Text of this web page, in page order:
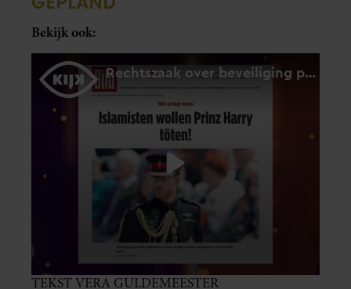
Bekijk ook:
TEKST VERA GULDEMEESTER